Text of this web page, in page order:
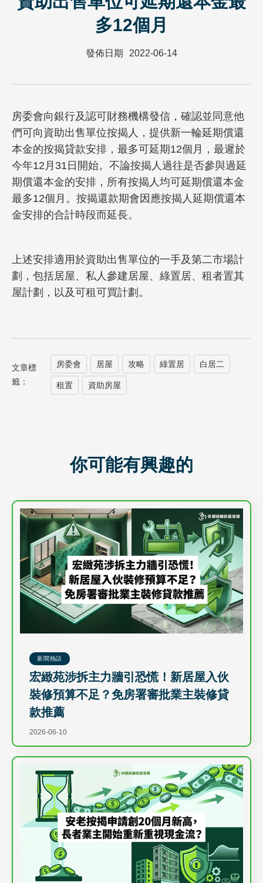
多12個月
發佈日期 2022-06-14
房委會向銀行及認可財務機構發信，確認並同意他
們可向資助出售單位按揭人，提供新一輪延期償還
本金的按揭貸款安排，最多可延期12個月，最遲於
今年12月31日開始。不論按揭人過往是否參與過延
期償還本金的安排，所有按揭人均可延期償還本金
最多12個月。按揭還款期會因應按揭人延期償還本
金安排的合計時段而延長。
上述安排適用於資助出售單位的一手及第二市場計
劃，包括居屋、私人參建居屋、綠置居、租者置其
屋計劃，以及可租可買計劃。
文章標
籤：
房委會 居屋 攻略 綠置居 白居二
租置 資助房屋
你可能有興趣的
新聞熱話
宏緻苑涉拆主力牆引恐慌！新居屋入伙
裝修預算不足？免房署審批業主裝修貸
款推薦
2026-06-10